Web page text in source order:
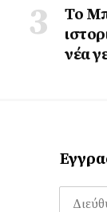
Το
νέα